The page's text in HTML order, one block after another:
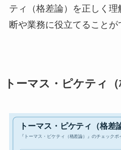
ティ（格差論）を正しく理
断や業務に役立てることが
トーマス・ピケティ